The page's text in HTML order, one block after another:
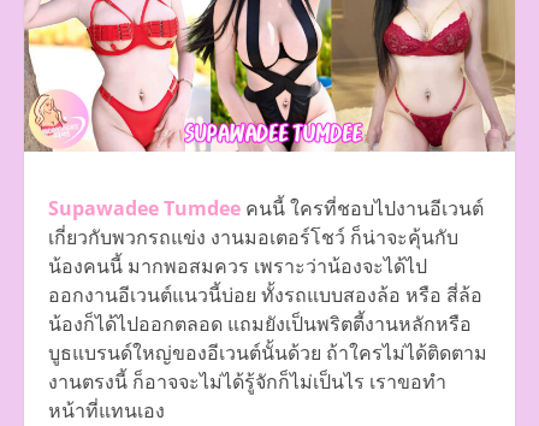
Supawadee Tumdee คนนี้ ใครที่ชอบไปงานอีเวนต์
เกี่ยวกับพวกรถแข่ง งานมอเตอร์โชว์ ก็น่าจะคุ้นกับ
น้องคนนี้ มากพอสมควร เพราะว่าน้องจะได้ไป
ออกงานอีเวนต์แนวนี้บ่อย ทั้งรถแบบสองล้อ หรือ สี่ล้อ
น้องก็ได้ไปออกตลอด แถมยังเป็นพริตตี้งานหลักหรือ
บูธแบรนด์ใหญ่ของอีเวนต์นั้นด้วย ถ้าใครไม่ได้ติดตาม
งานตรงนี้ ก็อาจจะไม่ได้รู้จักก็ไม่เป็นไร เราขอทำ
หน้าที่แทนเอง